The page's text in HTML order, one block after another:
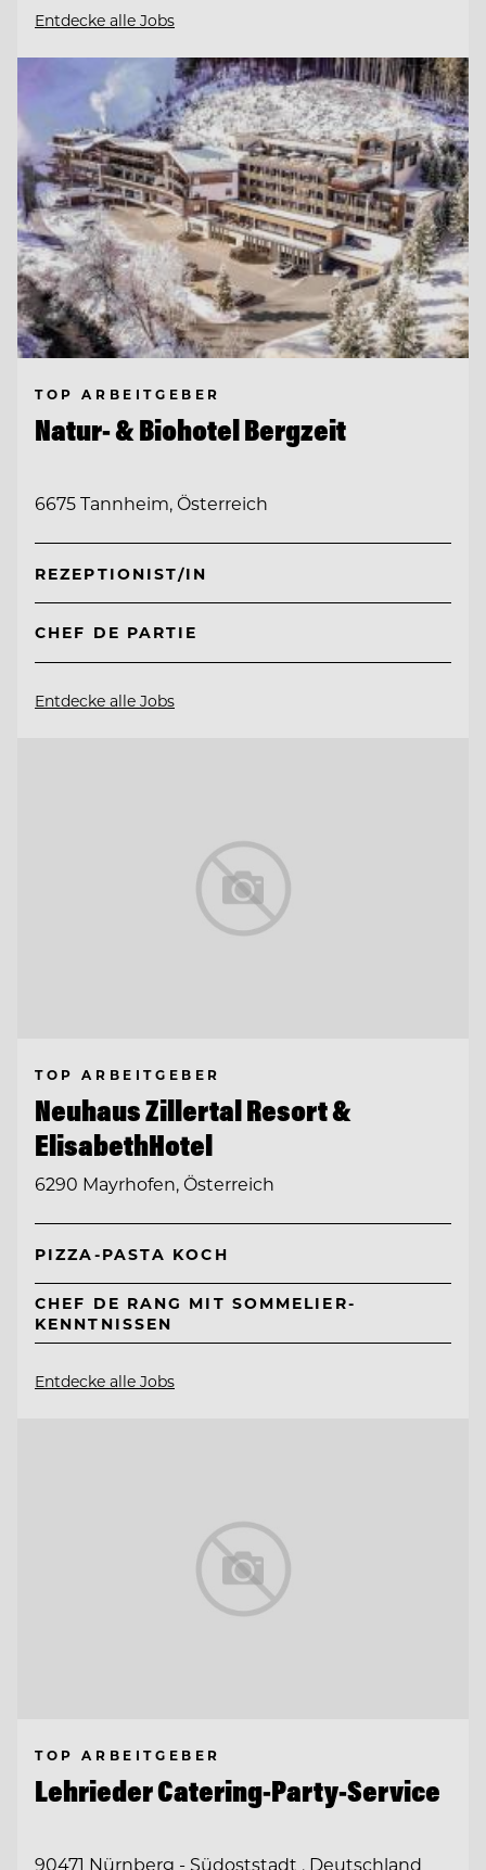
Entdecke alle Jobs
TOP ARBEITGEBER
Natur- & Biohotel Bergzeit
6675 Tannheim, Österreich
REZEPTIONIST/IN
CHEF DE PARTIE
Entdecke alle Jobs
TOP ARBEITGEBER
Neuhaus Zillertal Resort &
ElisabethHotel
6290 Mayrhofen, Österreich
PIZZA-PASTA KOCH
CHEF DE RANG MIT SOMMELIER-
KENNTNISSEN
Entdecke alle Jobs
TOP ARBEITGEBER
Lehrieder Catering-Party-Service
90471 Nürnberg - Südoststadt , Deutschland